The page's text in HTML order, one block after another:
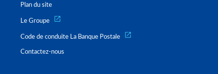
Plan du site
Le Groupe
Code de conduite La Banque Postale
Contactez-nous